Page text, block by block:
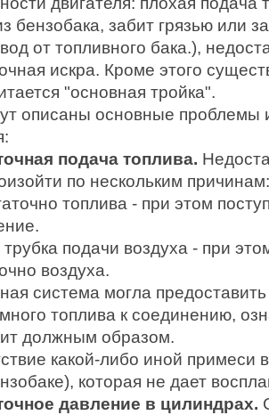
бензобака, забит грязью или
от топливного бака.),
искра. Кроме этого
"основная тройка".
описаны основные проблемы
подача топлива.
по нескольким причинам:
топлива - при этом
подачи воздуха - при
воздуха.
система могла
топлива к соединению,
должным образом.
какой-либо иной примеси
которая не дает
давление в цилиндрах.